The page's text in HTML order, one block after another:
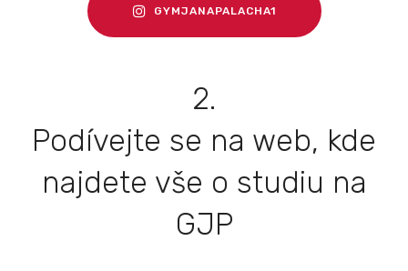
GYMJANAPALACHA1
2.
Podívejte se na web, kde
najdete vše o studiu na
GJP